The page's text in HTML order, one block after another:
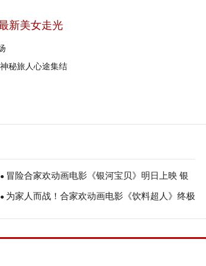
新美女走光
秘旅人心途集结
● 冒险合家欢动画电影《银河宝贝》明日上映 银
河守卫战一触即发
● 为家人而战！合家欢动画电影《饮料超人》终极
预告 英雄出击